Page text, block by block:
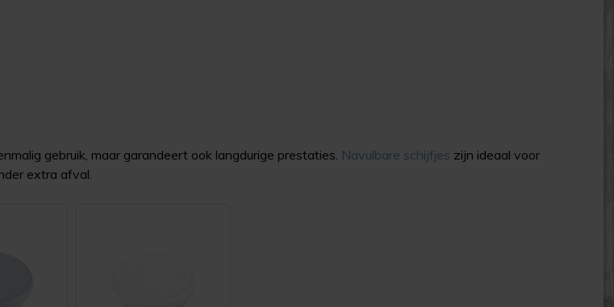
gebruik, maar garandeert ook langdurige prestaties. Navulbare schijfjes zijn ideaal voor
extra afval.